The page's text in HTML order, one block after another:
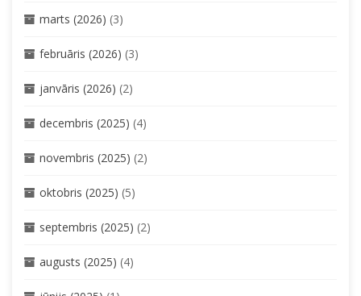
marts (2026) (3)
februāris (2026) (3)
janvāris (2026) (2)
decembris (2025) (4)
novembris (2025) (2)
oktobris (2025) (5)
septembris (2025) (2)
augusts (2025) (4)